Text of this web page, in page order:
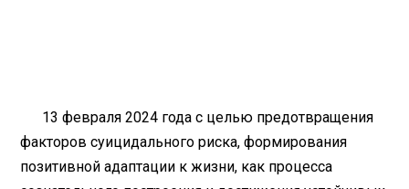
13 февраля 2024 года с целью предотвращения
факторов суицидального риска, формирования
позитивной адаптации к жизни, как процесса